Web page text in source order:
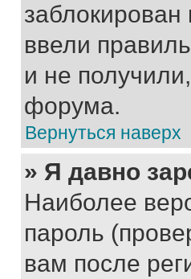
ввели
и не
форума.
Вернуться наверх
» Я давно
Наиболее
пароль
вам после